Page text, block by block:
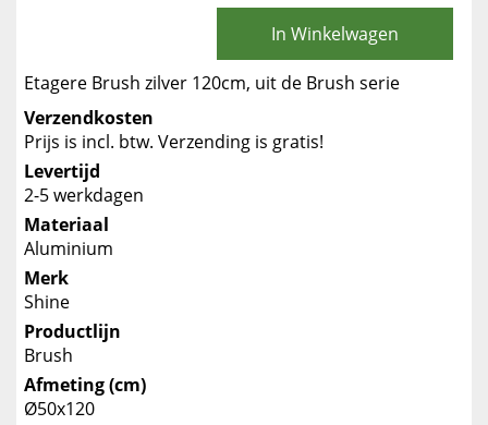
In Winkelwagen
Etagere Brush zilver 120cm, uit de Brush serie
Verzendkosten
Prijs is incl. btw. Verzending is gratis!
Levertijd
2-5 werkdagen
Materiaal
Aluminium
Merk
Shine
Productlijn
Brush
Afmeting (cm)
Ø50x120